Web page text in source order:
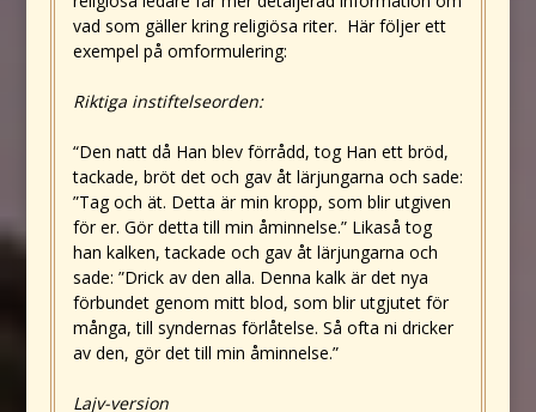
vad som gäller kring religiösa riter. Här följer ett
exempel på omformulering:
Riktiga instiftelseorden:
“Den natt då Han blev förrådd, tog Han ett bröd,
tackade, bröt det och gav åt lärjungarna och sade:
”Tag och ät. Detta är min kropp, som blir utgiven
för er. Gör detta till min åminnelse.” Likaså tog
han kalken, tackade och gav åt lärjungarna och
sade: ”Drick av den alla. Denna kalk är det nya
förbundet genom mitt blod, som blir utgjutet för
många, till syndernas förlåtelse. Så ofta ni dricker
av den, gör det till min åminnelse.”
Lajv-version